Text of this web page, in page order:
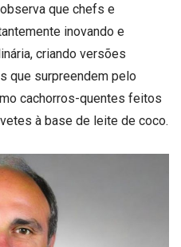
que chefs e
inovando e
criando versões
que surpreendem pelo
cachorros-quentes feitos
à base de leite de coco.